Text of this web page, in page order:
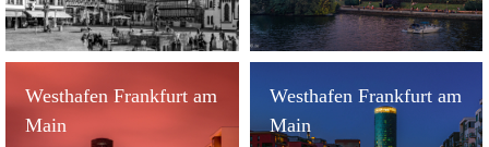
Westhafen Frankfurt am
Main
Westhafen Frankfurt am
Main